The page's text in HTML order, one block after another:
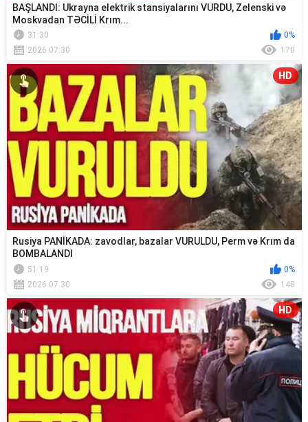
BAŞLANDI: Ukrayna elektrik stansiyalarını VURDU, Zelenski və
Moskvadan TƏCİLİ Krım...
31:30
0%
2026.07.30
170
HD
Rusiya PANİKADA: zavodlar, bazalar VURULDU, Perm və Krım da
BOMBALANDI
51:19
0%
2026.07.30
148
HD